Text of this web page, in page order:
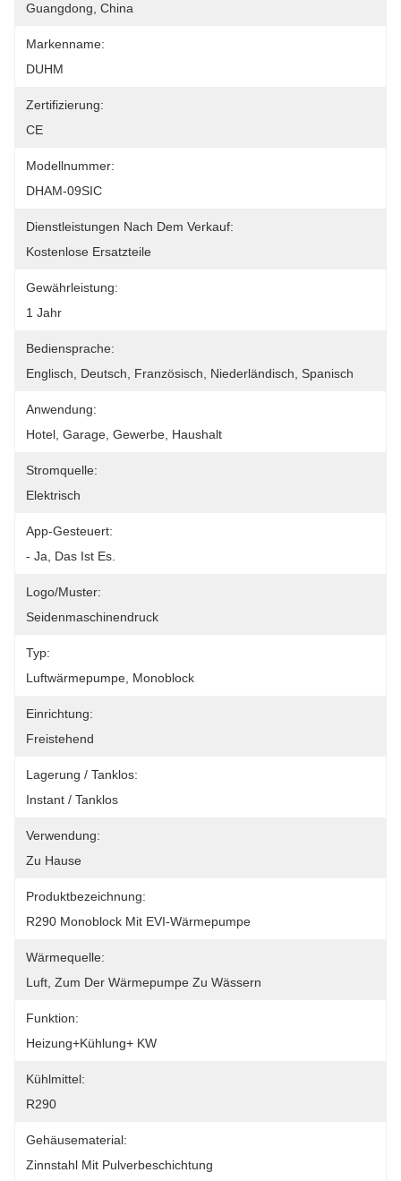
Guangdong, China
Markenname:
DUHM
Zertifizierung:
CE
Modellnummer:
DHAM-09SIC
Dienstleistungen Nach Dem Verkauf:
Kostenlose Ersatzteile
Gewährleistung:
1 Jahr
Bediensprache:
Englisch, Deutsch, Französisch, Niederländisch, Spanisch
Anwendung:
Hotel, Garage, Gewerbe, Haushalt
Stromquelle:
Elektrisch
App-Gesteuert:
- Ja, Das Ist Es.
Logo/Muster:
Seidenmaschinendruck
Typ:
Luftwärmepumpe, Monoblock
Einrichtung:
Freistehend
Lagerung / Tanklos:
Instant / Tanklos
Verwendung:
Zu Hause
Produktbezeichnung:
R290 Monoblock Mit EVI-Wärmepumpe
Wärmequelle:
Luft, Zum Der Wärmepumpe Zu Wässern
Funktion:
Heizung+Kühlung+ KW
Kühlmittel:
R290
Gehäusematerial:
Zinnstahl Mit Pulverbeschichtung